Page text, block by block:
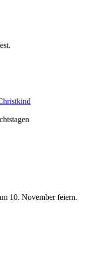
10. November feiern.